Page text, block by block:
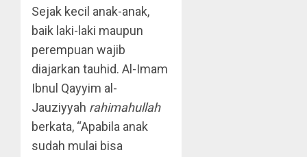
Sejak kecil anak-anak,
baik laki-laki maupun
perempuan wajib
diajarkan tauhid. Al-Imam
Ibnul Qayyim al-
Jauziyyah rahimahullah
berkata, “Apabila anak
sudah mulai bisa